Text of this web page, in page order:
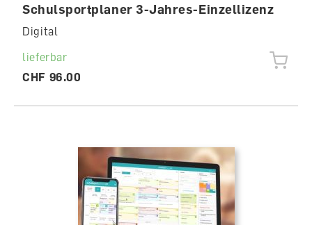
Schulsportplaner 3-Jahres-Einzellizenz
Digital
lieferbar
CHF 96.00